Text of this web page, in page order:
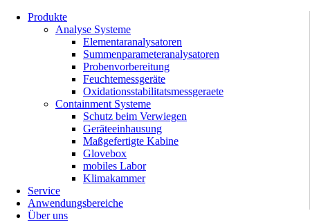
Produkte
Analyse Systeme
Elementaranalysatoren
Summenparameteranalysatoren
Probenvorbereitung
Feuchtemessgeräte
Oxidationsstabilitatsmessgeraete
Containment Systeme
Schutz beim Verwiegen
Geräteeinhausung
Maßgefertigte Kabine
Glovebox
mobiles Labor
Klimakammer
Service
Anwendungsbereiche
Über uns